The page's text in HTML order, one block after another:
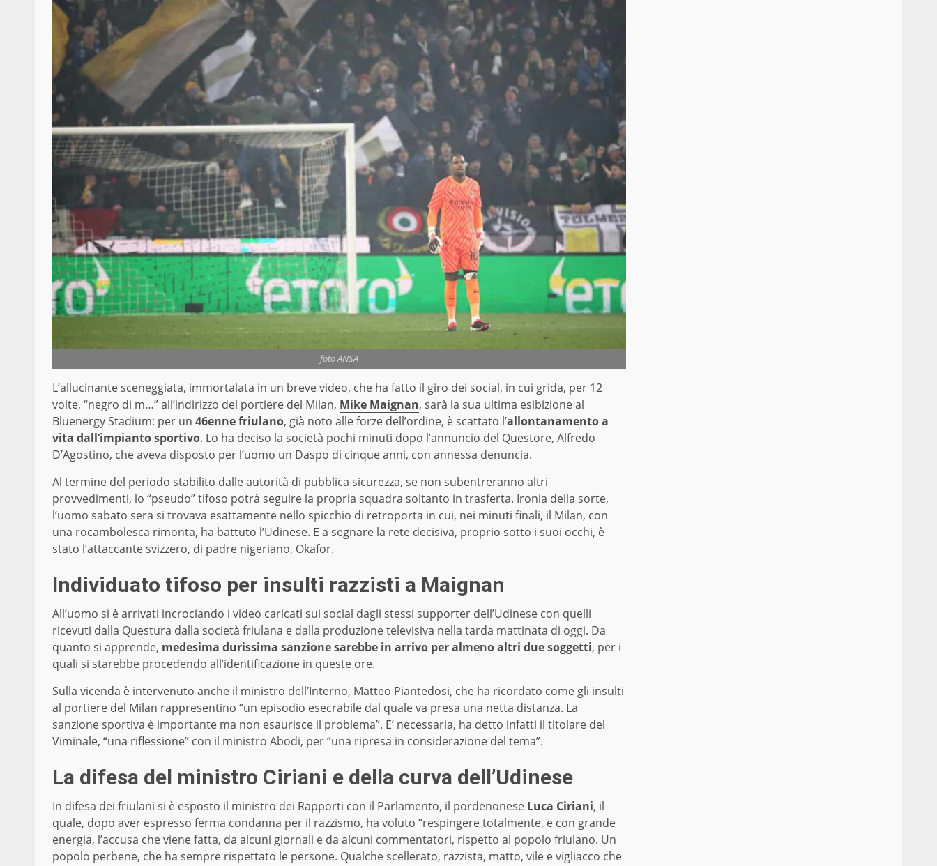
foto ANSA
L’allucinante sceneggiata, immortalata in un breve video, che ha fatto il giro dei social, in cui grida, per 12
volte, “negro di m…” all’indirizzo del portiere del Milan, Mike Maignan, sarà la sua ultima esibizione al
Bluenergy Stadium: per un 46enne friulano, già noto alle forze dell’ordine, è scattato l’allontanamento a
vita dall’impianto sportivo. Lo ha deciso la società pochi minuti dopo l’annuncio del Questore, Alfredo
D’Agostino, che aveva disposto per l’uomo un Daspo di cinque anni, con annessa denuncia.
Al termine del periodo stabilito dalle autorità di pubblica sicurezza, se non subentreranno altri
provvedimenti, lo “pseudo” tifoso potrà seguire la propria squadra soltanto in trasferta. Ironia della sorte,
l’uomo sabato sera si trovava esattamente nello spicchio di retroporta in cui, nei minuti finali, il Milan, con
una rocambolesca rimonta, ha battuto l’Udinese. E a segnare la rete decisiva, proprio sotto i suoi occhi, è
stato l’attaccante svizzero, di padre nigeriano, Okafor.
Individuato tifoso per insulti razzisti a Maignan
All’uomo si è arrivati incrociando i video caricati sui social dagli stessi supporter dell’Udinese con quelli
ricevuti dalla Questura dalla società friulana e dalla produzione televisiva nella tarda mattinata di oggi. Da
quanto si apprende, medesima durissima sanzione sarebbe in arrivo per almeno altri due soggetti, per i
quali si starebbe procedendo all’identificazione in queste ore.
Sulla vicenda è intervenuto anche il ministro dell’Interno, Matteo Piantedosi, che ha ricordato come gli insulti
al portiere del Milan rappresentino “un episodio esecrabile dal quale va presa una netta distanza. La
sanzione sportiva è importante ma non esaurisce il problema”. E’ necessaria, ha detto infatti il titolare del
Viminale, “una riflessione” con il ministro Abodi, per “una ripresa in considerazione del tema”.
La difesa del ministro Ciriani e della curva dell’Udinese
In difesa dei friulani si è esposto il ministro dei Rapporti con il Parlamento, il pordenonese Luca Ciriani, il
quale, dopo aver espresso ferma condanna per il razzismo, ha voluto “respingere totalmente, e con grande
energia, l’accusa che viene fatta, da alcuni giornali e da alcuni commentatori, rispetto al popolo friulano. Un
popolo perbene, che ha sempre rispettato le persone. Qualche scellerato, razzista, matto, vile e vigliacco che